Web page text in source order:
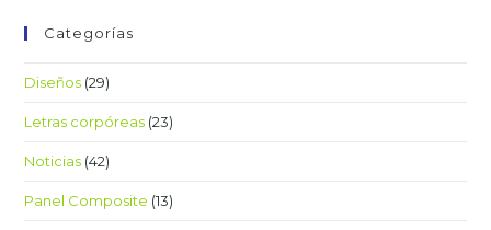
Categorías
Diseños (29)
Letras corpóreas (23)
Noticias (42)
Panel Composite (13)